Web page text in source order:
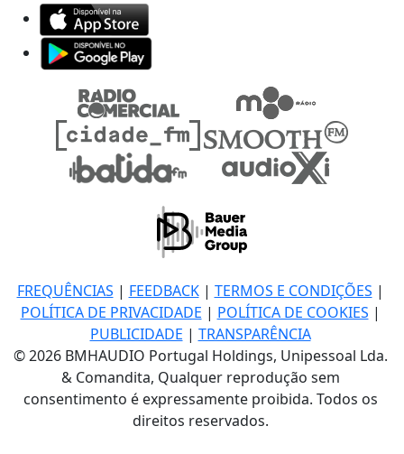
FREQUÊNCIAS | FEEDBACK| TERMOS E CONDIÇÕES |
POLÍTICA DE PRIVACIDADE | POLÍTICA DE COOKIES |
PUBLICIDADE | TRANSPARÊNCIA
© 2026 BMHAUDIO Portugal Holdings, Unipessoal Lda.
& Comandita, Qualquer reprodução sem
consentimento é expressamente proibida. Todos os
direitos reservados.